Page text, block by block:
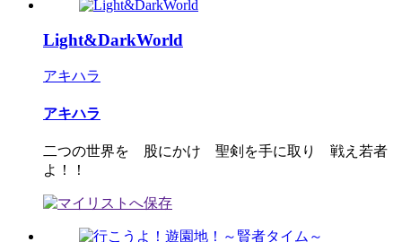
Light&DarkWorld
アキハラ
アキハラ
二つの世界を 股にかけ 聖剣を手に取り 戦え若者
よ！！